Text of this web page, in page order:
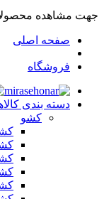
جهت مشاهده
صفحه اصلی
فروشگاه
دسته بندی
کشو